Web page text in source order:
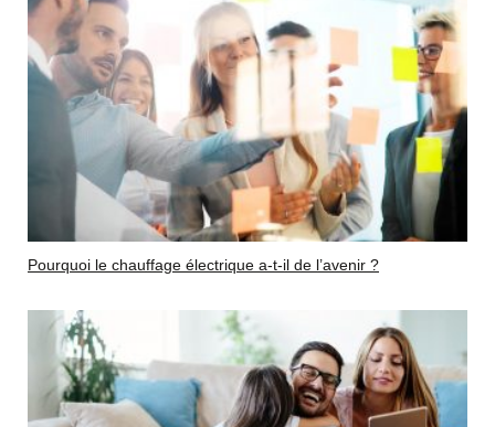
Pourquoi le chauffage électrique a-t-il de l’avenir ?